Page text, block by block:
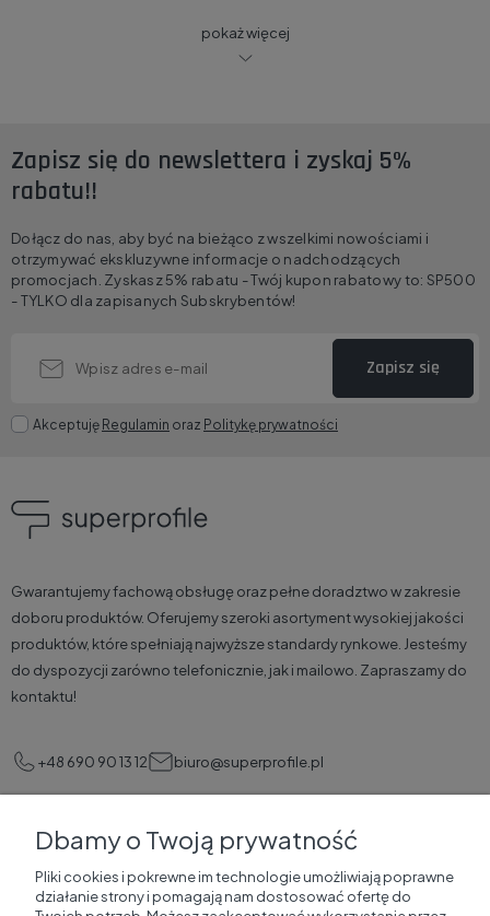
pokaż więcej
Zapisz się do newslettera i zyskaj 5%
rabatu!!
Dołącz do nas, aby być na bieżąco z wszelkimi nowościami i
otrzymywać ekskluzywne informacje o nadchodzących
promocjach. Zyskasz 5% rabatu - Twój kupon rabatowy to: SP500
- TYLKO dla zapisanych Subskrybentów!
Zapisz się
Akceptuję Regulamin oraz Politykę prywatności
Gwarantujemy fachową obsługę oraz pełne doradztwo w zakresie
doboru produktów. Oferujemy szeroki asortyment wysokiej jakości
produktów, które spełniają najwyższe standardy rynkowe. Jesteśmy
do dyspozycji zarówno telefonicznie, jak i mailowo. Zapraszamy do
kontaktu!
+48 690 90 13 12 biuro@superprofile.pl
Pomoc
Korzyści dla klientów
Dbamy o Twoją prywatność
Pliki cookies i pokrewne im technologie umożliwiają poprawne
działanie strony i pomagają nam dostosować ofertę do